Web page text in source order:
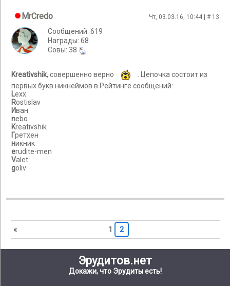
MrCredo Чт, 03.03.16, 10:44 | # 13
Сообщений: 619
Награды: 68
Cовы: 38
Kreativshik, совершенно верно
. Цепочка состоит из
первых букв никнеймов в Рейтинге сообщений:
Lexx
Rostislav
Иван
nebo
Kreativshik
Гретхен
никник
erudite-men
Valet
goliv
« 1 2
Эрудитов.нет
Докажи, что Эрудиты есть!